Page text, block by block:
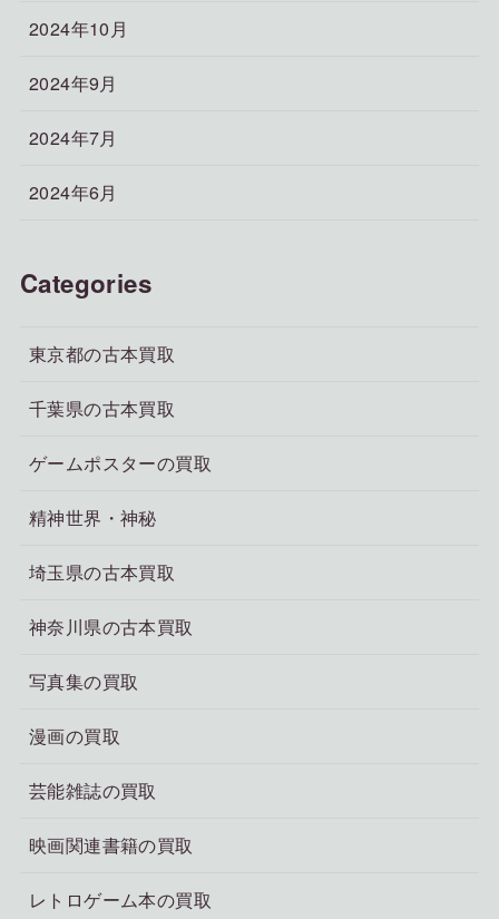
2024年10月
2024年9月
2024年7月
2024年6月
Categories
東京都の古本買取
千葉県の古本買取
ゲームポスターの買取
精神世界・神秘
埼玉県の古本買取
神奈川県の古本買取
写真集の買取
漫画の買取
芸能雑誌の買取
映画関連書籍の買取
レトロゲーム本の買取